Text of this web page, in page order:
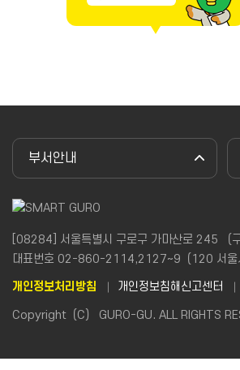
부서안내
[08284] 서울특별시 구로구 가마산로 245 （구
대표번호 02-860-2114,2127~9（120 서
개인정보처리방침
개인정보침해신고센터
Copyright（C） GURO-GU. ALL RIGHTS